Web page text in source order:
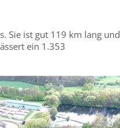
Sie ist gut 119 km lang und
ein 1.353